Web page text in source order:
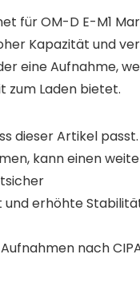
für OM-D E-M1
Kapazität und
eine Aufnahme,
zum Laden bietet.
dieser Artikel passt.
kann einen
und erhöhte
nach